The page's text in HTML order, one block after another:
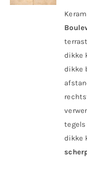
dikke
dikke
tegels
dikke